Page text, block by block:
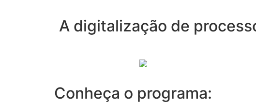
A digitalização de
Conheça o programa: